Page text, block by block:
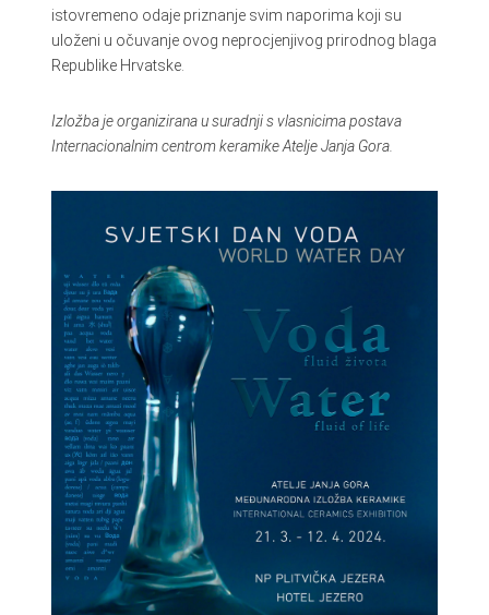
istovremeno odaje priznanje svim naporima koji su
uloženi u očuvanje ovog neprocjenjivog prirodnog blaga
Republike Hrvatske.
Izložba je organizirana u suradnji s vlasnicima postava
Internacionalnim centrom keramike Atelje Janja Gora.